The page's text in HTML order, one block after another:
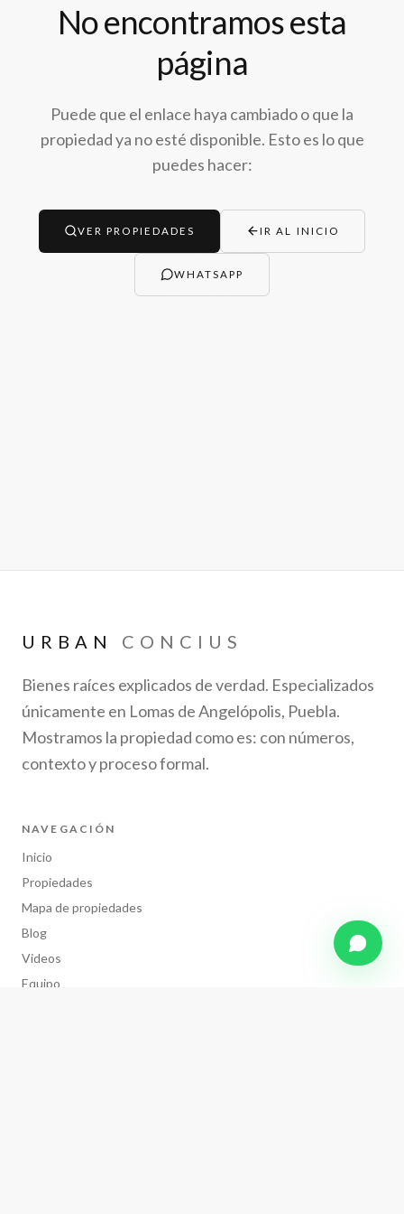
No encontramos esta
página
Puede que el enlace haya cambiado o que la
propiedad ya no esté disponible. Esto es lo que
puedes hacer:
VER PROPIEDADES IR AL INICIO
WHATSAPP
URBAN CONCIUS
Bienes raíces explicados de verdad. Especializados
únicamente en Lomas de Angelópolis, Puebla.
Mostramos la propiedad como es: con números,
contexto y proceso formal.
NAVEGACIÓN
Inicio
Propiedades
Mapa de propiedades
Blog
Videos
Equipo